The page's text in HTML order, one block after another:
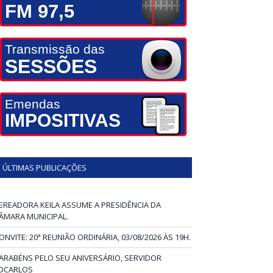
FM 97,5
Transmissão das
SESSÕES
Emendas
IMPOSITIVAS
ÚLTIMAS PUBLICAÇÕES
KEILA ASSUME A PRESIDÊNCIA DA
MUNICIPAL.
20ª REUNIÃO ORDINÁRIA, 03/08/2026 ÀS 19H.
PELO SEU ANIVERSÁRIO, SERVIDOR